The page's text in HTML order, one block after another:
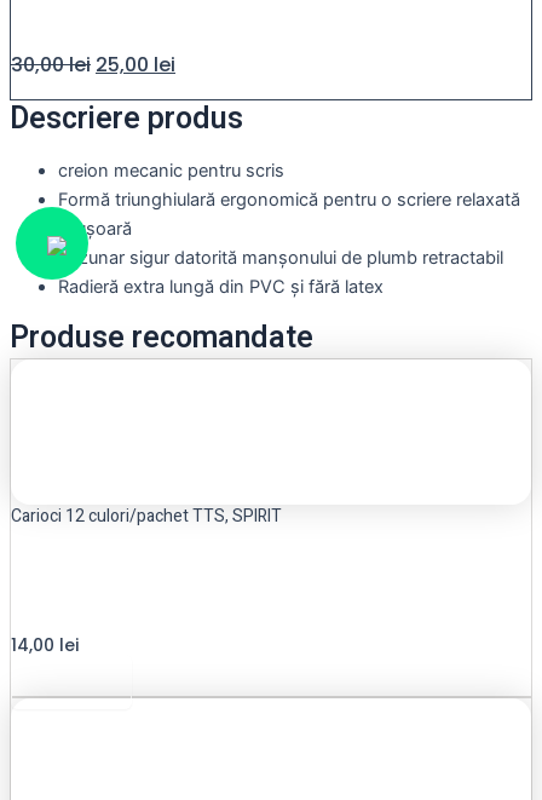
30,00lei 25,00 lei
Descriere produs
creion mecanic pentru scris
Formă triunghiulară ergonomică pentru o scriere relaxată
și ușoară
Buzunar sigur datorită manșonului de plumb retractabil
Radieră extra lungă din PVC și fără latex
Produse recomandate
Carioci 12 culori/pachet TTS, SPIRIT
14,00 lei